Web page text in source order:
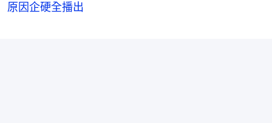
原因企硬全播出